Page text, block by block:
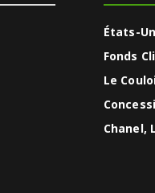
États-
Fonds
Le
Chanel,